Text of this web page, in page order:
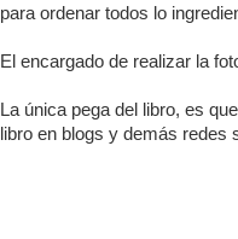
para ordenar todos lo
El encargado de realizar la
La única pega del libro, es
libro en blogs y demás redes